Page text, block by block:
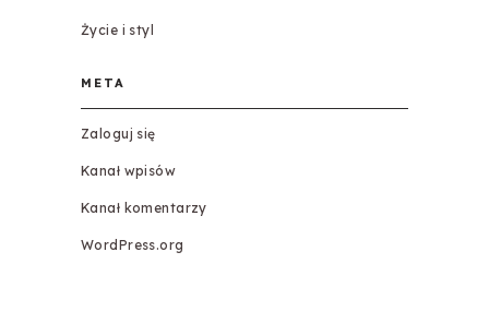
Życie i styl
META
Zaloguj się
Kanał wpisów
Kanał komentarzy
WordPress.org